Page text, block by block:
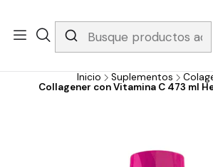
Whatsapp 3229079958/ Fijo 6019251796 /
gratis apartir de 199.000!
Inicio Suplementos
Collagener con Vitamina C 473 ml